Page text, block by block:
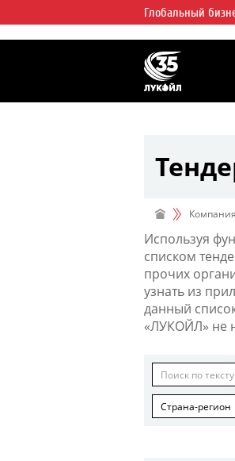
ЛУКОЙЛ
ЛУКОЙЛ —
мире, на долю
мировой
Глобальный
Компания
Используя
списком
прочих
узнать из
данный
«ЛУКОЙЛ» не
Страна-регион